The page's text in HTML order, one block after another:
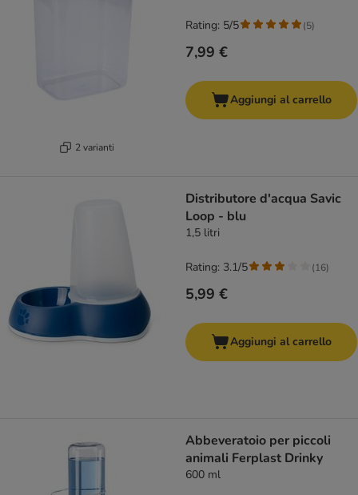
2 varianti
7,99 €
Rating: 5/5 (5)
Aggiungi al carrello
Distributore d'acqua Savic
Loop - blu
1,5 litri
5,99 €
Rating: 3.1/5 (16)
Aggiungi al carrello
Abbeveratoio per piccoli
animali Ferplast Drinky
600 ml